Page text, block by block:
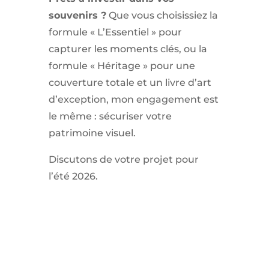
souvenirs ?Que vous choisissiez la
formule « L’Essentiel » pour
capturer les moments clés, ou la
formule « Héritage » pour une
couverture totale et un livre d’art
d’exception, mon engagement est
le même : sécuriser votre
patrimoine visuel.
Discutons de votre projet pour
l’été 2026.